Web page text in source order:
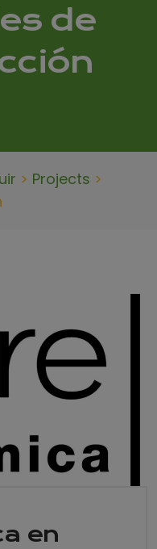
de
> Projects >
en